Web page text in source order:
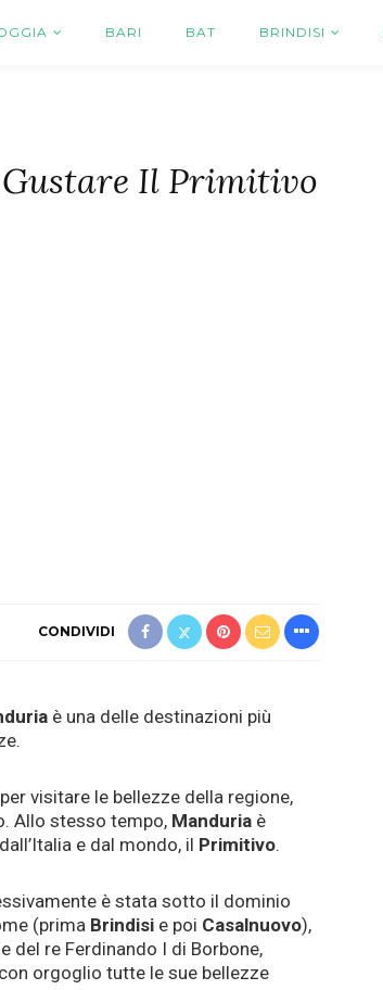
BARI BAT BRINDISI
Gustare Il Primitivo
CONDIVIDI
è una delle destinazioni più
visitare le bellezze della regione,
Allo stesso tempo, Manduria è
e dal mondo, il Primitivo.
è stata sotto il dominio
(prima Brindisi e poi Casalnuovo),
del re Ferdinando I di Borbone,
orgoglio tutte le sue bellezze